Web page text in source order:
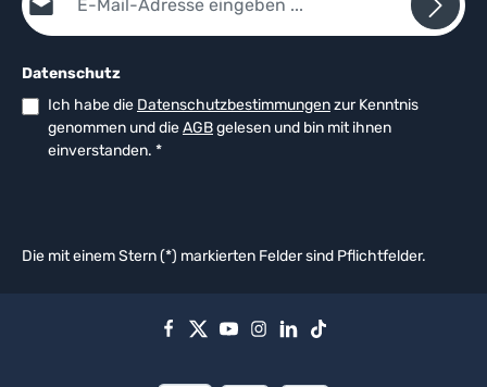
Datenschutz
Ich habe die Datenschutzbestimmungenzur Kenntnis
genommen und dieAGBgelesen und bin mit ihnen
einverstanden. *
Die mit einem Stern (*) markierten Felder sind Pflichtfelder.